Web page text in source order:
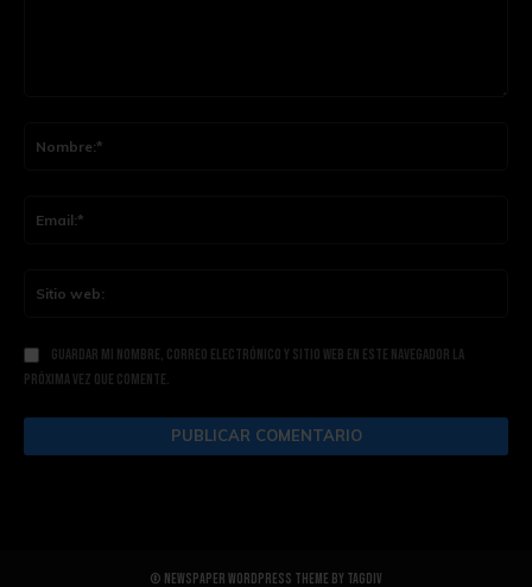
Guardar mi nombre, correo electrónico y sitio web en este navegador la
próxima vez que comente.
© Newspaper WordPress Theme by TagDiv